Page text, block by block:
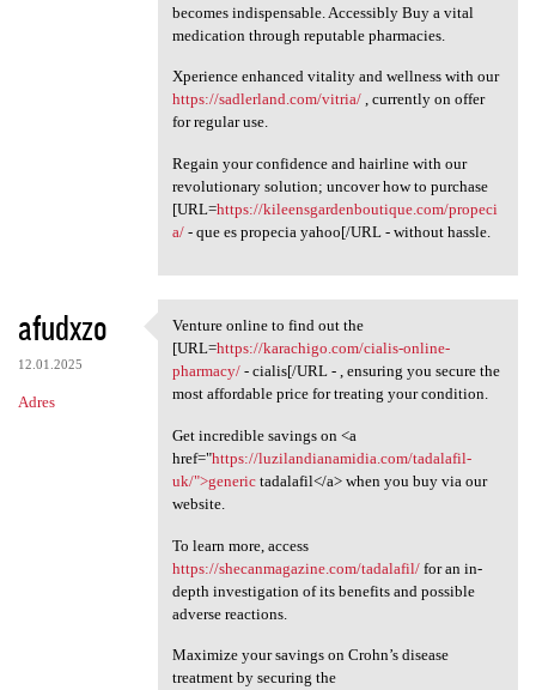
becomes indispensable. Accessibly Buy a vital
medication through reputable pharmacies.
Xperience enhanced vitality and wellness with our
https://sadlerland.com/vitria/, currently on offer
for regular use.
Regain your confidence and hairline with our
revolutionary solution; uncover how to purchase
[URL=https://kileensgardenboutique.com/propeci
a/- que es propecia yahoo[/URL - without hassle.
afudxzo
12.01.2025
Adres
Venture online to find out
Venture online to find out the
[URL=https://karachigo.com/cialis-online-
pharmacy/- cialis[/URL - , ensuring you secure the
most affordable price for treating your condition.
Get incredible savings on <a
href="https://luzilandianamidia.com/tadalafil-
uk/">generictadalafil</a> when you buy via our
website.
To learn more, access
https://shecanmagazine.com/tadalafil/for an in-
depth investigation of its benefits and possible
adverse reactions.
Maximize your savings on Crohn’s disease
treatment by securing the